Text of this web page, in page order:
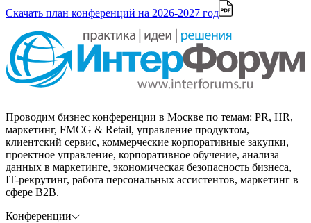
Скачать план конференций на 2026-2027 год
Проводим бизнес конференции в Москве по темам: PR, HR,
маркетинг, FMCG & Retail, управление продуктом,
клиентский сервис, коммерческие корпоративные закупки,
проектное управление, корпоративное обучение, анализа
данных в маркетинге, экономическая безопасность бизнеса,
IT-рекрутинг, работа персональных ассистентов, маркетинг в
сфере B2B.
Конференции